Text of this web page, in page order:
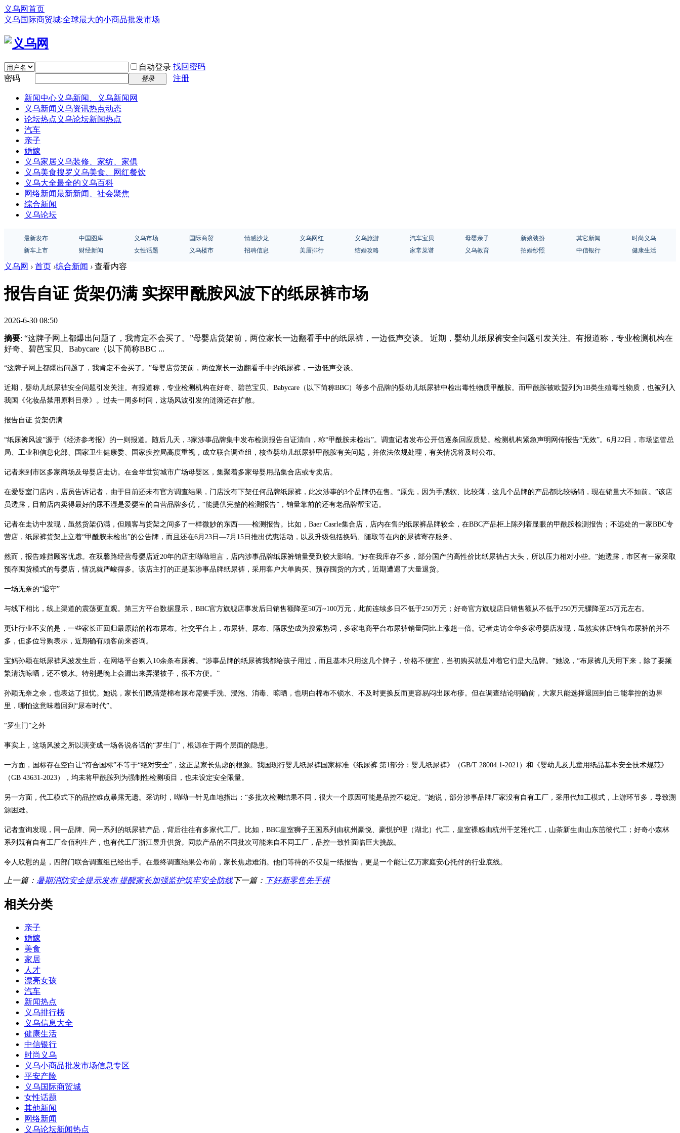
义乌网首页
义乌国际商贸城:全球最大的小商品批发市场
自动登录 找回密码
密码
登录 注册
新闻中心义乌新闻、义乌新闻网
义乌新闻 义乌资讯热点动态
论坛热点 义乌论坛新闻热点
汽车
亲子
婚嫁
义乌家居义乌装修、家纺、家俱
义乌美食搜罗义乌美食、网红餐饮
义乌大全最全的义乌百科
网络新闻最新新闻、社会聚焦
综合新闻
义乌论坛
最新发布 中国图库 义乌市场 国际商贸 情感沙龙 义乌网红 义乌旅游 汽车宝贝 母婴亲子 新娘装扮 其它新闻
时尚义乌
新车上市
财经新闻 女性话题 义乌楼市 招聘信息 美眉排行 结婚攻略 家常菜谱 义乌教育 拍婚纱照 中信银行 健康生活
义乌网 › 首页 ›综合新闻 › 查看内容
报告自证 货架仍满 实探甲酰胺风波下的纸尿裤市场
2026-6-30 08:50
摘要: “这牌子网上都爆出问题了，我肯定不会买了。”母婴店货架前，两位家长一边翻看手中的纸尿裤，一边低声交谈。 近期，婴幼儿纸尿裤安全问题引发关注。有报道称，专业检测机构在
好奇、碧芭宝贝、Babycare（以下简称BBC ...
“这牌子网上都爆出问题了，我肯定不会买了。”母婴店货架前，两位家长一边翻看手中的纸尿裤，一边低声交谈。
近期，婴幼儿纸尿裤安全问题引发关注。有报道称，专业检测机构在好奇、碧芭宝贝、Babycare（以下简称BBC）等多个品牌的婴幼儿纸尿裤中检出毒性物质甲酰胺。而甲酰胺被欧盟列为1B类生殖毒性物质，也被列入
我国《化妆品禁用原料目录》。过去一周多时间，这场风波引发的涟漪还在扩散。
报告自证 货架仍满
“纸尿裤风波”源于《经济参考报》的一则报道。随后几天，3家涉事品牌集中发布检测报告自证清白，称“甲酰胺未检出”。调查记者发布公开信逐条回应质疑。检测机构紧急声明网传报告“无效”。6月22日，市场监管总
局、工业和信息化部、国家卫生健康委、国家疾控局高度重视，成立联合调查组，核查婴幼儿纸尿裤甲酰胺有关问题，并依法依规处理，有关情况将及时公布。
记者来到市区多家商场及母婴店走访。在金华世贸城市广场母婴区，集聚着多家母婴用品集合店或专卖店。
在爱婴室门店内，店员告诉记者，由于目前还未有官方调查结果，门店没有下架任何品牌纸尿裤，此次涉事的3个品牌仍在售。“原先，因为手感软、比较薄，这几个品牌的产品都比较畅销，现在销量大不如前。”该店
员透露，目前店内卖得最好的尿不湿是爱婴室的自营品牌多优，“能提供完整的检测报告”，销量靠前的还有老品牌帮宝适。
记者在走访中发现，虽然货架仍满，但顾客与货架之间多了一样微妙的东西——检测报告。比如，Baer Casrle集合店，店内在售的纸尿裤品牌较全，在BBC产品柜上陈列着显眼的甲酰胺检测报告；不远处的一家BBC专
营店，纸尿裤货架上立着“甲酰胺未检出”的公告牌，而且还在6月23日—7月15日推出优惠活动，以及升级包括换码、随取等在内的尿裤寄存服务。
然而，报告难挡顾客忧虑。在双馨路经营母婴店近20年的店主呦呦坦言，店内涉事品牌纸尿裤销量受到较大影响。“好在我库存不多，部分国产的高性价比纸尿裤占大头，所以压力相对小些。”她透露，市区有一家采取
预存囤货模式的母婴店，情况就严峻得多。该店主打的正是某涉事品牌纸尿裤，采用客户大单购买、预存囤货的方式，近期遭遇了大量退货。
一场无奈的“退守”
与线下相比，线上渠道的震荡更直观。第三方平台数据显示，BBC官方旗舰店事发后日销售额降至50万~100万元，此前连续多日不低于250万元；好奇官方旗舰店日销售额从不低于250万元骤降至25万元左右。
更让行业不安的是，一些家长正回归最原始的棉布尿布。社交平台上，布尿裤、尿布、隔尿垫成为搜索热词，多家电商平台布尿裤销量同比上涨超一倍。记者走访金华多家母婴店发现，虽然实体店销售布尿裤的并不
多，但多位导购表示，近期确有顾客前来咨询。
宝妈孙颖在纸尿裤风波发生后，在网络平台购入10余条布尿裤。“涉事品牌的纸尿裤我都给孩子用过，而且基本只用这几个牌子，价格不便宜，当初购买就是冲着它们是大品牌。”她说，“布尿裤几天用下来，除了要频
繁清洗晾晒，还不锁水。特别是晚上会漏出来弄湿被子，很不方便。”
孙颖无奈之余，也表达了担忧。她说，家长们既清楚棉布尿布需要手洗、浸泡、消毒、晾晒，也明白棉布不锁水、不及时更换反而更容易闷出尿布疹。但在调查结论明确前，大家只能选择退回到自己能掌控的边界
里，哪怕这意味着回到“尿布时代”。
“罗生门”之外
事实上，这场风波之所以演变成一场各说各话的“罗生门”，根源在于两个层面的隐患。
一方面，国标存在空白让“符合国标”不等于“绝对安全”，这正是家长焦虑的根源。我国现行婴儿纸尿裤国家标准《纸尿裤 第1部分：婴儿纸尿裤》（GB/T 28004.1-2021）和《婴幼儿及儿童用纸品基本安全技术规范》
（GB 43631-2023），均未将甲酰胺列为强制性检测项目，也未设定安全限量。
另一方面，代工模式下的品控难点暴露无遗。采访时，呦呦一针见血地指出：“多批次检测结果不同，很大一个原因可能是品控不稳定。”她说，部分涉事品牌厂家没有自有工厂，采用代加工模式，上游环节多，导致溯
源困难。
记者查询发现，同一品牌、同一系列的纸尿裤产品，背后往往有多家代工厂。比如，BBC皇室狮子王国系列由杭州豪悦、豪悦护理（湖北）代工，皇室裸感由杭州千芝雅代工，山茶新生由山东茁彼代工；好奇小森林
系列既有自有工厂金佰利生产，也有代工厂浙江昱升供货。同款产品的不同批次可能来自不同工厂，品控一致性面临巨大挑战。
令人欣慰的是，四部门联合调查组已经出手。在最终调查结果公布前，家长焦虑难消。他们等待的不仅是一纸报告，更是一个能让亿万家庭安心托付的行业底线。
上一篇： 暑期消防安全提示发布 提醒家长加强监护筑牢安全防线下一篇： 下好新零售先手棋
相关分类
亲子
婚嫁
美食
家居
人才
漂亮女孩
汽车
新闻热点
义乌排行榜
义乌信息大全
健康生活
中信银行
时尚义乌
义乌小商品批发市场信息专区
平安产险
义乌国际商贸城
女性话题
其他新闻
网络新闻
义乌论坛新闻热点